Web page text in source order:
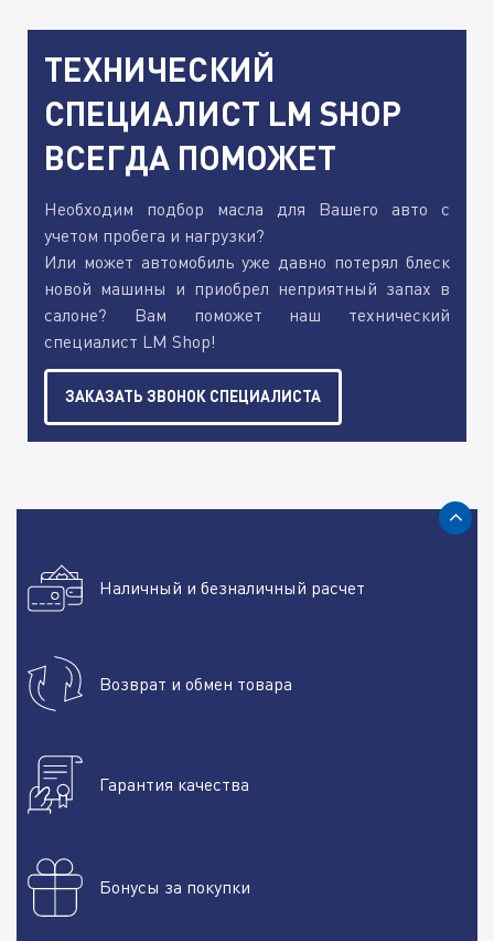
ТЕХНИЧЕСКИЙ
СПЕЦИАЛИСТ LM SHOP
ВСЕГДА ПОМОЖЕТ
Необходим подбор масла для Вашего авто с
учетом пробега и нагрузки?
Или может автомобиль уже давно потерял блеск
новой машины и приобрел неприятный запах в
салоне? Вам поможет наш технический
специалист LM Shop!
ЗАКАЗАТЬ ЗВОНОК СПЕЦИАЛИСТА
Наличный и безналичный расчет
Возврат и обмен товара
Гарантия качества
Бонусы за покупки